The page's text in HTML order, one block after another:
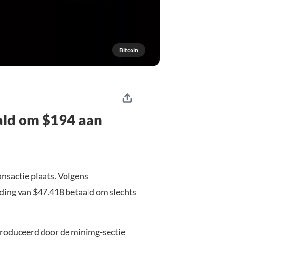
Bitcoin
om $194 aan
plaats. Volgens
van $47.418 betaald om slechts
door de minimg-sectie